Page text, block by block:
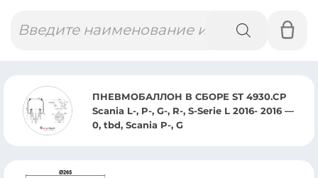
товаров
ПНЕВМОБАЛЛОН В СБОРЕ ST 4930.CP
Scania L-, P-, G-, R-, S-Serie L 2016- 2016 —
0, tbd, Scania P-, G